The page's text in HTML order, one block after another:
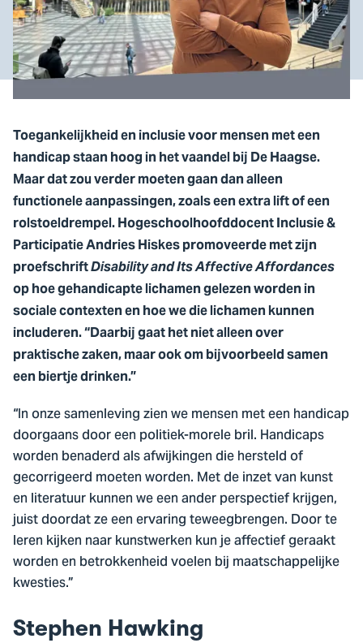
Toegankelijkheid en inclusie voor mensen met een
handicap staan hoog in het vaandel bij De Haagse.
Maar dat zou verder moeten gaan dan alleen
functionele aanpassingen, zoals een extra lift of een
rolstoeldrempel. Hogeschoolhoofddocent Inclusie &
Participatie Andries Hiskes promoveerde met zijn
proefschriftDisability and Its Affective Affordances
op hoe gehandicapte lichamen gelezen worden in
sociale contexten en hoe we die lichamen kunnen
includeren. “Daarbij gaat het niet alleen over
praktische zaken, maar ook om bijvoorbeeld samen
een biertje drinken.”
“In onze samenleving zien we mensen met een handicap
doorgaans door een politiek-morele bril. Handicaps
worden benaderd als afwijkingen die hersteld of
gecorrigeerd moeten worden. Met de inzet van kunst
en literatuur kunnen we een ander perspectief krijgen,
juist doordat ze een ervaring teweegbrengen. Door te
leren kijken naar kunstwerken kun je affectief geraakt
worden en betrokkenheid voelen bij maatschappelijke
kwesties.”
Stephen Hawking